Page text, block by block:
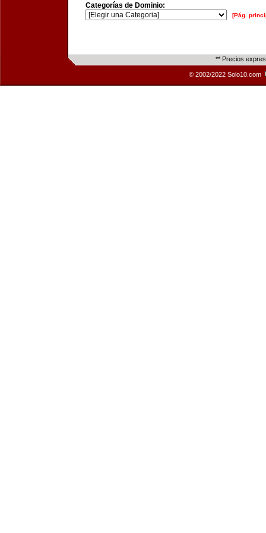
Categorías de Dominio:
[Pág.
** Precios
© 2002/2022 Solo10.com